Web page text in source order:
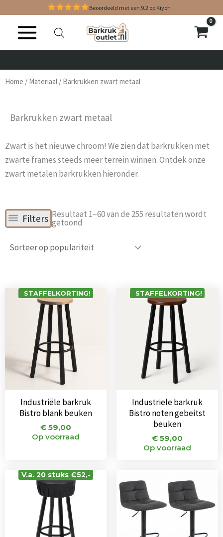
inhoud
Beoordeeld met een 9.2 op Kiyoh
ALTIJD DE GOEDKOOPSTE!
GRATIS VERZENDING
SNEL GELEVERDSHOWROOM IN HOEK VAN
ACHTERAF BETALEN MET
35 DAGEN RETOURRECHT
ALTIJD DE GOEDKOOPSTE!
GRATIS VERZENDING
SNEL GELEVERDSHOWROOM IN HOEK VAN
ACHTERAF BETALEN MET
35 DAGEN RETOURRECHT
ALTIJD DE GOEDKOOPSTE!
GRATIS VERZENDING
SNEL GELEVERDSHOWROOM IN HOEK VAN
ACHTERAF BETALEN MET
35 DAGEN RETOURRECHT
Home / Materiaal / Barkrukken zwart metaal
Barkrukken zwart metaal
Zwart is het nieuwe chroom! We zien dat barkrukken met
zwarte frames steeds meer terrein winnen. Ontdek onze
zwart metalen barkrukken hieronder.
Filters Resultaat 1–60 van de 255 resultaten wordt
getoond
Gesorteerd
STAFFELKORTING!
Industriële barkruk
Bistro blank beuken
€ 59,00
Op voorraad
STAFFELKORTING!
Industriële barkruk
Bistro noten gebeitst
beuken
€ 59,00
Op voorraad
V.a. 20 stuks €52,-
prijs
was:
€ 144,00.€